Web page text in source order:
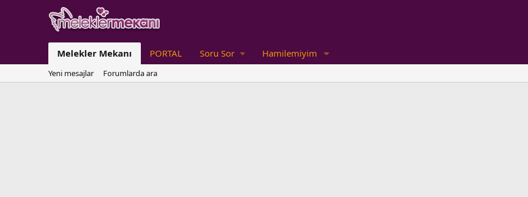
Melekler Mekanı PORTAL Soru Sor Hamilemiyim
Yeni mesajlar Forumlarda ara